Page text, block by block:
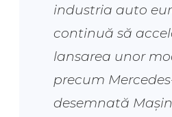
industria auto
continuă să
lansarea unor
precum
desemnată